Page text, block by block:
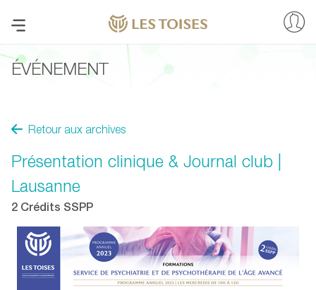
ÉVÉNEMENT
Retour aux archives
Présentation clinique & Journal club |
Lausanne
2 Crédits SSPP